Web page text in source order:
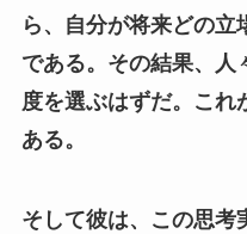
ら、自分が将来どの立
である。その結果、人
度を選ぶはずだ。これ
ある。
そして彼は、この思考